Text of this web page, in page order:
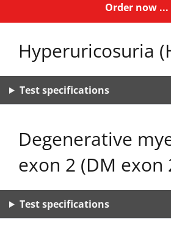
Order now ...
Hyperuricosuria
Test specifications
Degenerative
exon 2 (DM exon
Test specifications